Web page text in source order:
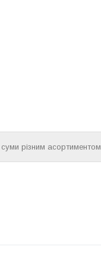
різним асортиментом.